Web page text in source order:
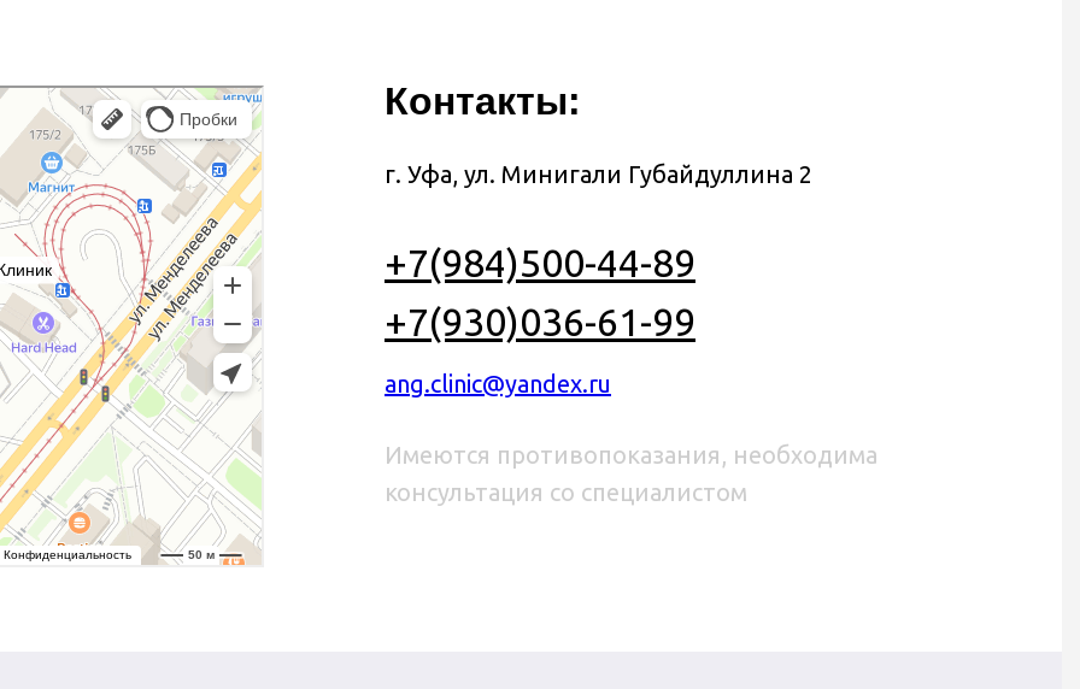
Контакты:
+7(984)500-44-89
+7(930)036-61-99
ang.clinic@yandex.ru
Имеются противопоказания, необходима
консультация со специалистом
г. Уфа, ул. Минигали Губайдуллина 2